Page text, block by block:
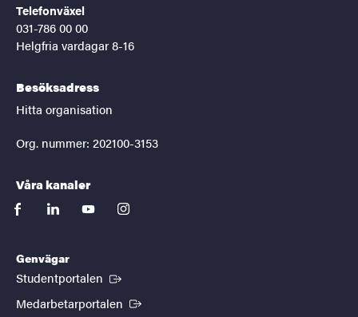
Telefonväxel
031-786 00 00
Helgfria vardagar 8-16
Besöksadress
Hitta organisation
Org. nummer: 202100-3153
Våra kanaler
facebooklinkedinyoutubeinstagram
Genvägar
Studentportalen (Extern länk)
Medarbetarportalen (Extern länk)